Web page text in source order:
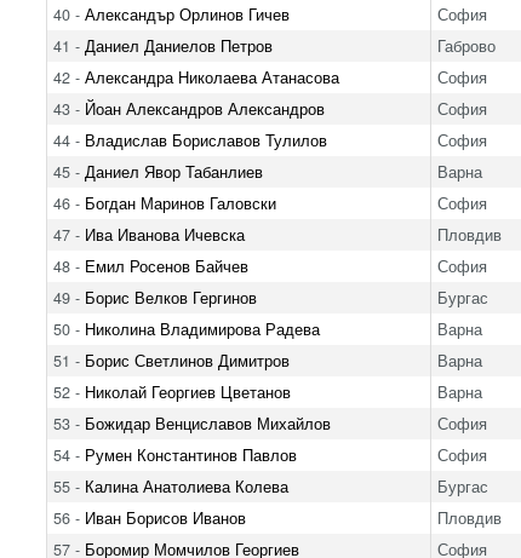
40 - Александър Орлинов Гичев София
41 - Даниел Даниелов Петров Габрово
42 - Александра Николаева Атанасова София
43 - Йоан Александров Александров София
44 - Владислав Бориславов Тулилов София
45 - Даниел Явор Табанлиев Варна
46 - Богдан Маринов Галовски София
47 - Ива Иванова Ичевска Пловдив
48 - Емил Росенов Байчев София
49 - Борис Велков Гергинов Бургас
50 - Николина Владимирова Радева Варна
51 - Борис Светлинов Димитров Варна
52 - Николай Георгиев Цветанов Варна
53 - Божидар Венциславов Михайлов София
54 - Румен Константинов Павлов София
55 - Калина Анатолиева Колева Бургас
56 - Иван Борисов Иванов Пловдив
57 - Боромир Момчилов Георгиев София